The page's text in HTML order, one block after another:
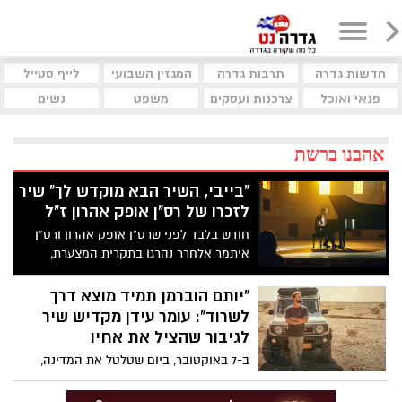
חדשות גדרה תרבות גדרה המגזין השבועי
לייף סטייל
פנאי ואוכל
צרכנות ועסקים משפט נשים
אהבנו ברשת
"בייבי, השיר הבא מוקדש לך" שיר
לזכרו של רס"ן אופק אהרון ז"ל
חודש בלבד לפני שרס"ן אופק אהרון ורס"ן
איתמר אלחרר נהרגו בתקרית המצערת,
השתתף הזמר נתן עמדי בתרגיל צבאי לצידם
במסגרת שירות המילואים. לאחר מותו של
אופק, פנתה ארוסתו בתיה לעמדי בבקשה
לכתוב שיר לזכרו. עמדי, שהתחבר למשימה
ברגישות רבה, ביקש להבין לעומק מי היה
אופק כאדם וכמפקד. הוא שוחח ארוכות עם
בתיה, הקשיב לסיפורים, וזיקק את תחושותיה
"יותם הוברמן תמיד מוצא דרך
לשרוד": עומר עידן מקדיש שיר
לגיבור שהציל את אחיו
ב-7 באוקטובר, ביום שטלטל את המדינה,
איתי, אחיו הצעיר של המוזיקאי עומר עידן,
נכח במסיבת הנובה. יחד עם חברו, הצליח